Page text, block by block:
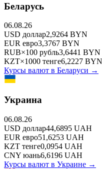
Беларусь
06.08.26
USD доллар2,9264 BYN
EUR евро3,3767 BYN
RUB×100 рубль3,6441 BYN
KZT×1000 тенге6,2227 BYN
Курсы валют в Беларуси →
Украина
06.08.26
USD доллар44,6895 UAH
EUR евро51,6253 UAH
KZT тенге0,0954 UAH
CNY юань6,6196 UAH
Курсы валют в Украине →